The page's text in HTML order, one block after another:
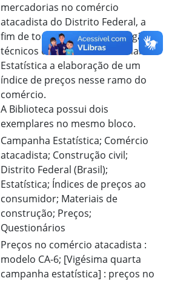
mercadorias no comércio
atacadista do Distrito Federal, a
fim de tornar possível aos órgãos
técnicos do Conselho Nacional de
Estatística a elaboração de um
índice de preços nesse ramo do
comércio.
A Biblioteca possui dois
exemplares no mesmo bloco.
Campanha Estatística; Comércio
atacadista; Construção civil;
Distrito Federal (Brasil);
Estatística; Índices de preços ao
consumidor; Materiais de
construção; Preços;
Questionários
Preços no comércio atacadista :
modelo CA-6; [Vigésima quarta
campanha estatística] : preços no